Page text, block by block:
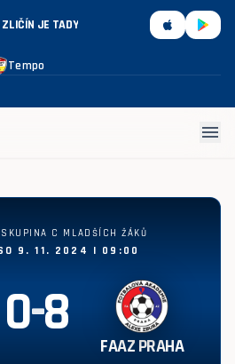
JE TADY
Tempo
menu
C MLADŠÍCH ŽÁKŮ
9. 11. 2024 | 09:00
0-8 FAAZ PRAHA